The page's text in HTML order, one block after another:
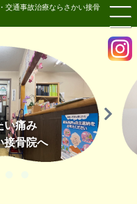
交通事故治療ならさかい接骨
い痛み
接骨院へ